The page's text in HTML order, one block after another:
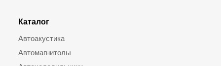
Каталог
Автоакустика
Автомагнитолы